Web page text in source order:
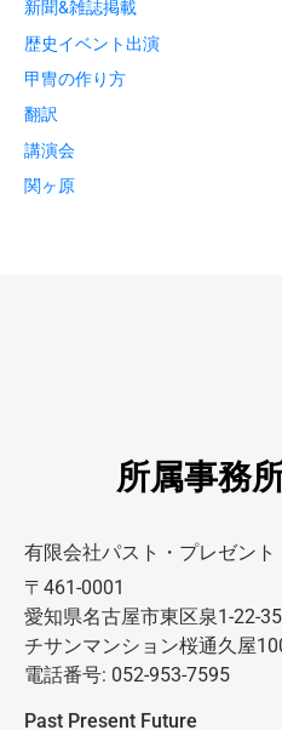
新聞&雑誌掲載
歴史イベント出演
甲冑の作り方
翻訳
講演会
関ヶ原
所属事務
有限会社パスト・プレゼント
〒461-0001
愛知県名古屋市東区泉1-22-35
チサンマンション桜通久屋
電話番号: 052-953-7595
Past Present Future